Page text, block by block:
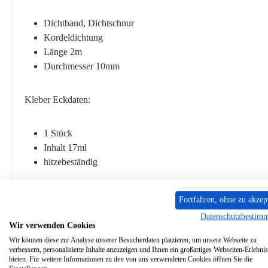
Dichtband, Dichtschnur
Kordeldichtung
Länge 2m
Durchmesser 10mm
Kleber Eckdaten:
1 Stück
Inhalt 17ml
hitzebeständig
1 Stück
Durchmesser 10mm
Fortfahren, ohne zu
Wir verwenden Cookies
Wir können diese zur Analyse unserer Besucherdaten platzieren, um unsere Webseite zu
verbessern, personalisierte Inhalte anzuzeigen und Ihnen ein großartiges Webseiten-
bieten. Für weitere Informationen zu den von uns verwendeten Cookies öffnen Sie die